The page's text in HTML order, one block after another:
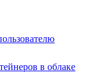
в облаке